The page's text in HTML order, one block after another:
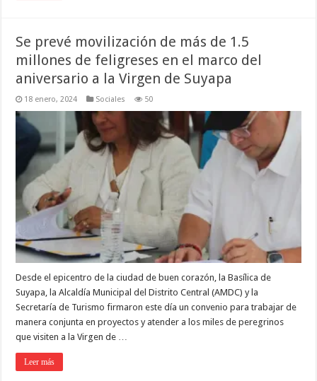
Se prevé movilización de más de 1.5
millones de feligreses en el marco del
aniversario a la Virgen de Suyapa
18 enero, 2024 Sociales 50
Desde el epicentro de la ciudad de buen corazón, la Basílica de
Suyapa, la Alcaldía Municipal del Distrito Central (AMDC) y la
Secretaría de Turismo firmaron este día un convenio para trabajar de
manera conjunta en proyectos y atender a los miles de peregrinos
que visiten a la Virgen de …
Leer más